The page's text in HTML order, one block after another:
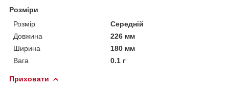
Розміри
Розмір
Середній
Довжина
226 мм
Ширина
180 мм
Вага
0.1 г
Приховати